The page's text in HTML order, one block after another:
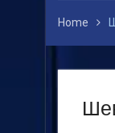
Home